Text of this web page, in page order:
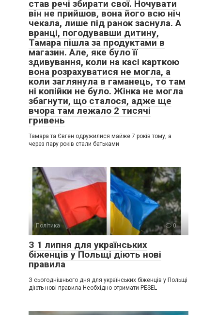
став речі збирати свої. Ночувати
він не прийшов, вона його всю ніч
чекала, лише під ранок заснула. А
вранці, погодувавши дитину,
Тамара пішла за продуктами в
магазин. Але, яке було її
здивування, коли на касі карткою
вона розрахуватися не могла, а
коли заглянула в гаманець, то там
ні копійки не було. Жінка не могла
збагнути, що сталося, адже ще
вчора там лежало 2 тисячі
гривень
Тамара та Євген одружилися майже 7 років тому, а
через пару років стали батьками
Політика 0
З 1 липня для українських
біженців у Польщі діють нові
правила
З сьогоднішнього дня для українських біженців у Польщі
діють нові правила Необхідно отримати PESEL